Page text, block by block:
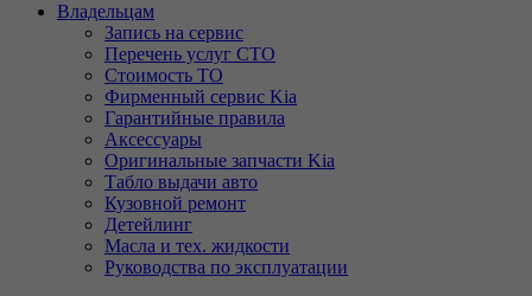
Владельцам
Запись на сервис
Перечень услуг СТО
Стоимость ТО
Фирменный сервис Kia
Гарантийные правила
Аксессуары
Оригинальные запчасти Kia
Табло выдачи авто
Кузовной ремонт
Детейлинг
Масла и тех. жидкости
Руководства по эксплуатации